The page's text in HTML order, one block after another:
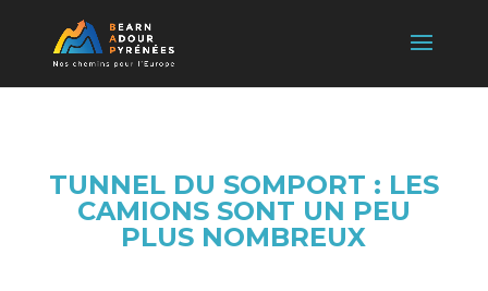
TUNNEL DU SOMPORT : LES
CAMIONS SONT UN PEU
PLUS NOMBREUX